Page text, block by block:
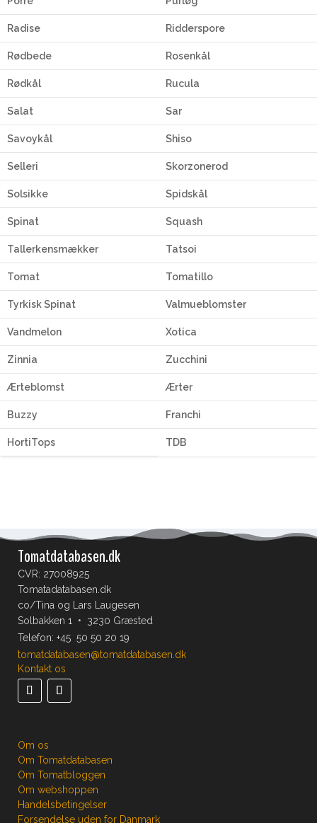
Radise Ridderspore
Rødbede Rosenkål
Rødkål Rucula
Salat Sar
Savoykål Shiso
Selleri Skorzonerod
Solsikke Spidskål
Spinat Squash
Tallerkensmækker Tatsoi
Tomat Tomatillo
Tyrkisk Spinat Valmueblomster
Vandmelon Xotica
Zinnia Zucchini
Ærteblomst Ærter
Buzzy Franchi
HortiTops TDB
Tomatdatabasen.dk
CVR: 27008925
Tomatadatabasen.dk
co/Tina og Lars Laugesen
Solbakken 1 • 3230 Græsted
Telefon: +45 50 50 20 19
tomatdatabasen@tomatdatabasen.dk
Kontakt os
Om os
Om Tomatdatabasen
Om Tomatbloggen
Om webshoppen
Handelsbetingelser
Forsendelse uden for Danmark